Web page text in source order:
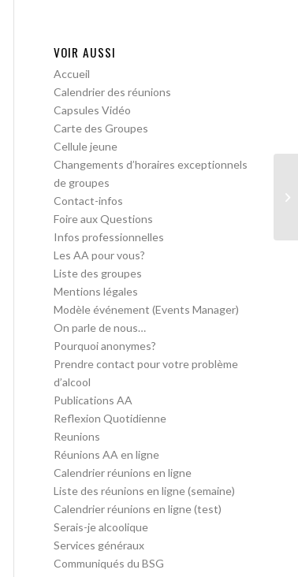
VOIR AUSSI
Accueil
Calendrier des réunions
Capsules Vidéo
Carte des Groupes
Cellule jeune
Changements d’horaires exceptionnels
de groupes
Contact-infos
Foire aux Questions
Infos professionnelles
Les AA pour vous?
Liste des groupes
Mentions légales
Modèle événement (Events Manager)
On parle de nous…
Pourquoi anonymes?
Prendre contact pour votre problème
d’alcool
Publications AA
Reflexion Quotidienne
Reunions
Réunions AA en ligne
Calendrier réunions en ligne
Liste des réunions en ligne (semaine)
Calendrier réunions en ligne (test)
Serais-je alcoolique
Services généraux
Communiqués du BSG